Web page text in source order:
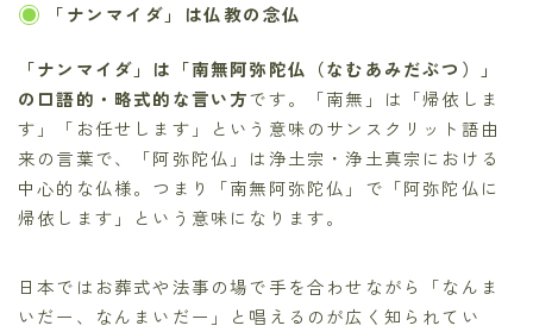
「ナンマイダ」は仏教の念仏
「ナンマイダ」は「南無阿弥陀仏（なむあみだぶつ）」
の口語的・略式的な言い方です。「南無」は「帰依しま
す」「お任せします」という意味のサンスクリット語由
来の言葉で、「阿弥陀仏」は浄土宗・浄土真宗における
中心的な仏様。つまり「南無阿弥陀仏」で「阿弥陀仏に
帰依します」という意味になります。
日本ではお葬式や法事の場で手を合わせながら「なんま
いだー、なんまいだー」と唱えるのが広く知られてい